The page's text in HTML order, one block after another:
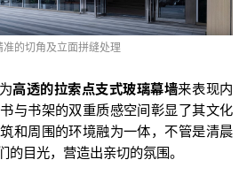
准的切角及立面拼缝处理
高透的拉索点支式玻璃幕墙来表现内
与书架的双重质感空间彰显了其文化
和周围的环境融为一体，不管是清晨
目光，营造出亲切的氛围。